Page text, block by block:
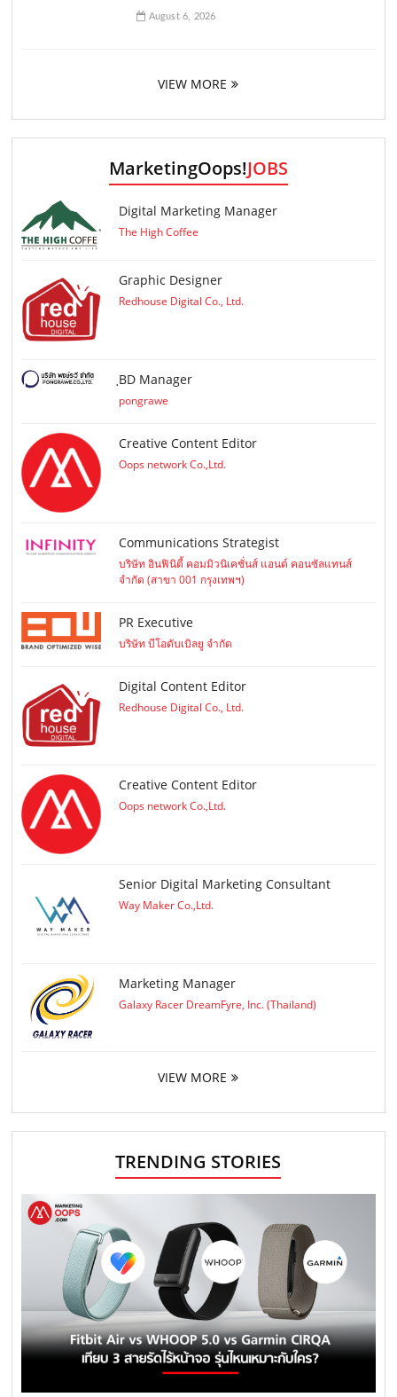
August 6, 2026
VIEW MORE
MarketingOops!JOBS
Digital Marketing Manager
The High Coffee
Graphic Designer
Redhouse Digital Co., Ltd.
ฺBD Manager
pongrawe
Creative Content Editor
Oops network Co.,Ltd.
Communications Strategist
บริษัท อินฟินิตี้ คอมมิวนิเคชั่นส์ แอนด์ คอนซัลแทนส์
จำกัด (สาขา 001 กรุงเทพฯ)
PR Executive
บริษัท บีโอดับเบิลยู จำกัด
Digital Content Editor
Redhouse Digital Co., Ltd.
Creative Content Editor
Oops network Co.,Ltd.
Senior Digital Marketing Consultant
Way Maker Co.,Ltd.
Marketing Manager
Galaxy Racer DreamFyre, Inc. (Thailand)
VIEW MORE
TRENDING STORIES